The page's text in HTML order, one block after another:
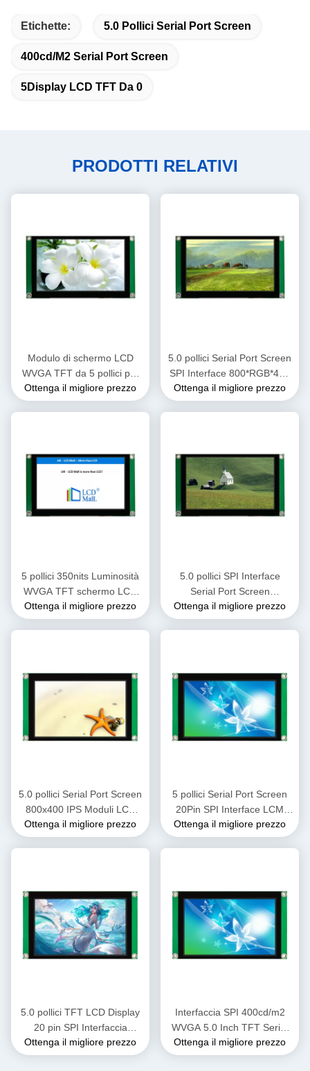
Etichette: 5.0 Pollici Serial Port Screen
400cd/m2 Serial Port Screen
5Display LCD TFT Da 0
PRODOTTI RELATIVI
Modulo di schermo LCD
WVGA TFT da 5 pollici per
tutti i microcontrollori come
Aduno/Raspberry
Ottenga il migliore prezzo
5.0 pollici Serial Port Screen
SPI Interface 800*RGB*480
Risoluzione Moduli LCD TFT
Con CTP
Ottenga il migliore prezzo
5 pollici 350nits Luminosità
WVGA TFT schermo LCD
3/4 L Interfaccia SPI con
CTP
Ottenga il migliore prezzo
5.0 pollici SPI Interface
Serial Port Screen
800*RGB*480 400cd/m2
Moduli LCD TFT con CTP
Ottenga il migliore prezzo
5.0 pollici Serial Port Screen
800x400 IPS Moduli LCD
TFT Compatibile con X86
Ottenga il migliore prezzo
5 pollici Serial Port Screen
20Pin SPI Interface LCM
Display Screen
LMT050WV008C-PZ015
Ottenga il migliore prezzo
5.0 pollici TFT LCD Display
20 pin SPI Interfaccia
800*480 LT7381 Driver IC
Serial Port Screen
Ottenga il migliore prezzo
Interfaccia SPI 400cd/m2
WVGA 5.0 Inch TFT Serial
Port Screen Compatibile con
Windows/Linux/Raspberry Pi
Ottenga il migliore prezzo